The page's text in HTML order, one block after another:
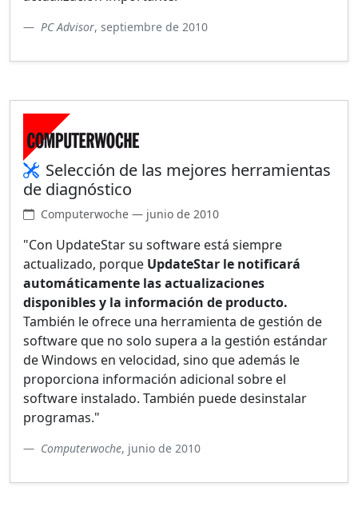
PC Advisor, septiembre de 2010
Selección de las mejores herramientas
de diagnóstico
Computerwoche — junio de 2010
"Con UpdateStar su software está siempre
actualizado, porque UpdateStar le notificará
automáticamente las actualizaciones
disponibles y la información de producto.
También le ofrece una herramienta de gestión de
software que no solo supera a la gestión estándar
de Windows en velocidad, sino que además le
proporciona información adicional sobre el
software instalado. También puede desinstalar
programas."
Computerwoche, junio de 2010